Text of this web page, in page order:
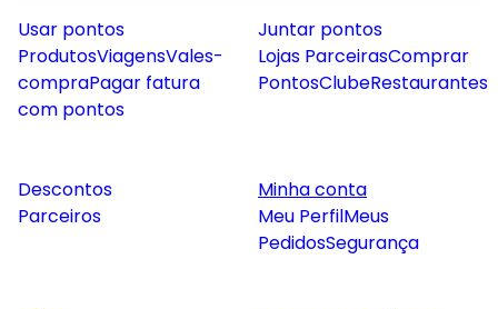
Usar pontos
ProdutosViagensVales-
compraPagar fatura
com pontos
Juntar pontos
Lojas ParceirasComprar
PontosClubeRestaurantes
Descontos
Parceiros
Minha conta
Meu PerfilMeus
PedidosSegurança